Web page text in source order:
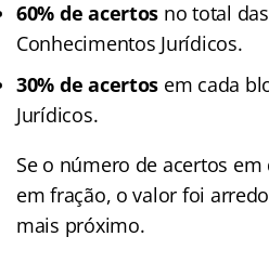
60% de acertos no total
Conhecimentos Jurídicos.
30% de acertos em cada
Jurídicos.
Se o número de acertos
em fração, o valor foi
mais próximo.